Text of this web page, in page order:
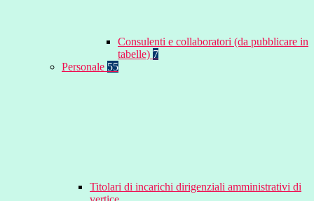
Consulenti e collaboratori (da pubblicare in
tabelle) 7
Personale 55
Titolari di incarichi dirigenziali amministrativi di